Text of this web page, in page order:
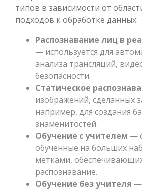
типов в зависимости от
подходов к обработке данных:
Распознавание лиц в
— используется для
анализа трансляций,
безопасности.
Статическое
изображений, сделанных
например, для создания
знаменитостей.
Обучение с учителем —
обученные на больших
метками,
распознавание.
Обучение без учителя —